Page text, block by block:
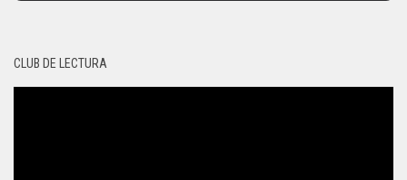
CLUB DE LECTURA